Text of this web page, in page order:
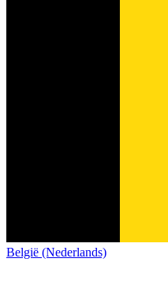
België (Nederlands)